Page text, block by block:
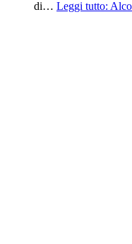
di… Leggi tutto: